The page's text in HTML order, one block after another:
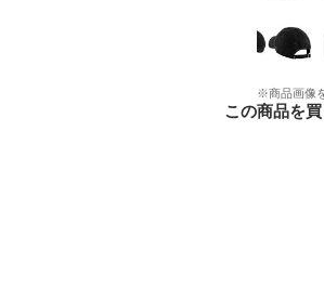
※商品画像
この商品を